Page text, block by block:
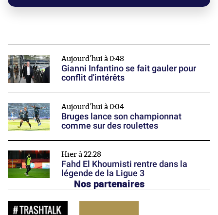
Aujourd'hui à 0:48
Gianni Infantino se fait gauler pour
conflit d'intérêts
Aujourd'hui à 0:04
Bruges lance son championnat
comme sur des roulettes
Hier à 22:28
Fahd El Khoumisti rentre dans la
légende de la Ligue 3
Nos partenaires